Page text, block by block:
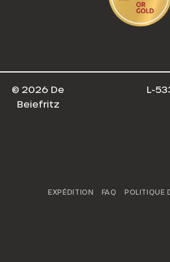
© 2026 De
Beiefritz
L-
EXPÉDITION FAQ POLITIQUE